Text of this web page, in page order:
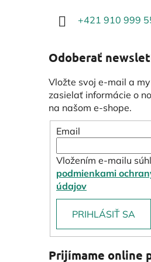
+421 910 999
Odoberať
Vložte svoj e-mail a
zasielať informácie o
na našom e-shope.
Email
Vložením e-mailu
podmienkami
údajov
PRIHLÁSIŤ SA
Prijímame online